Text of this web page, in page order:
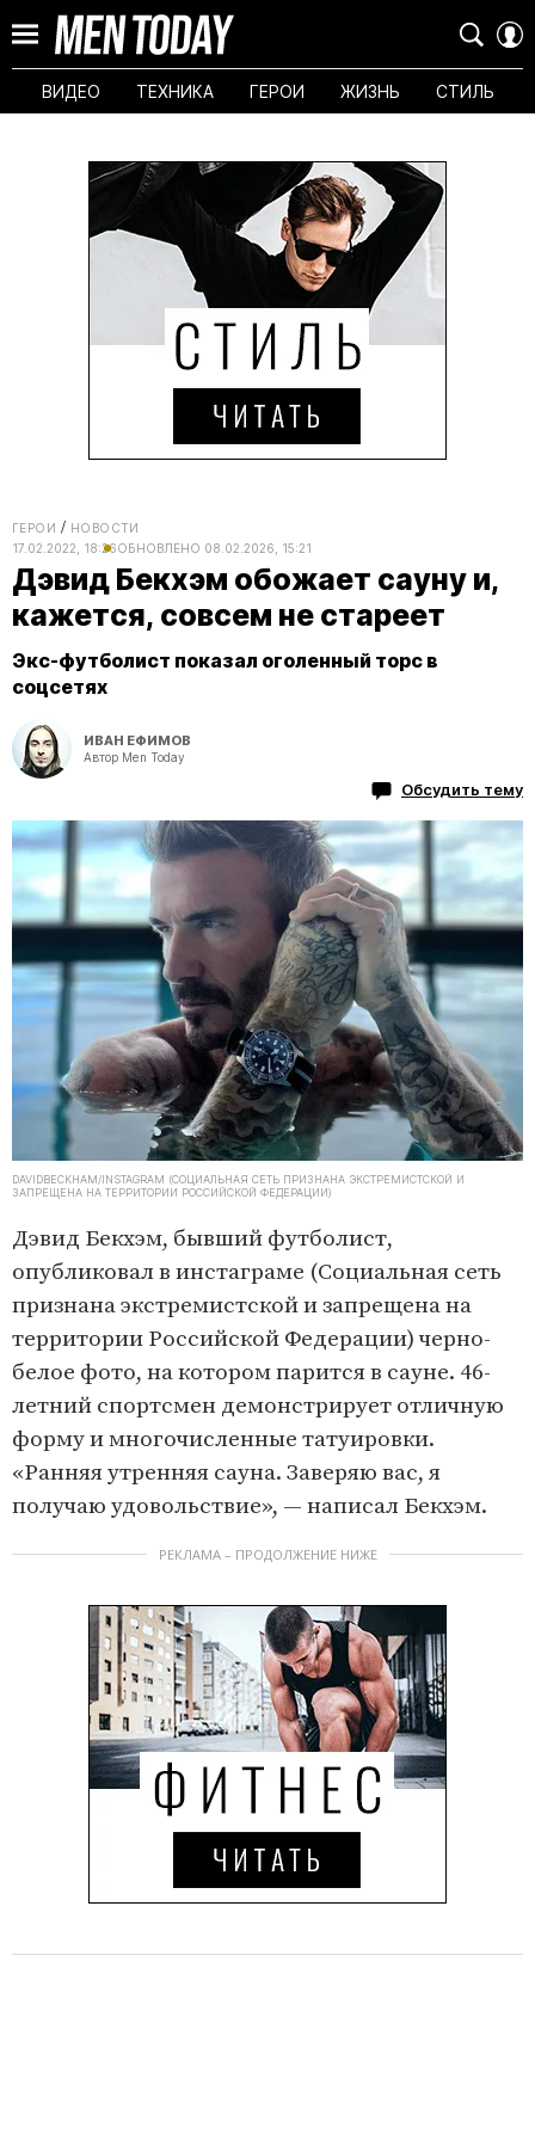
ВИДЕО ТЕХНИКА ГЕРОИ ЖИЗНЬ СТИЛЬ
ГЕРОИ
НОВОСТИ
17.02.2022, 18:26ОБНОВЛЕНО 08.02.2026, 15:21
Дэвид Бекхэм обожает сауну и,
кажется, совсем не стареет
Экс-футболист показал оголенный торс в
соцсетях
ИВАН ЕФИМОВ
Автор Men Today
Обсудить тему
DAVIDBECKHAM/INSTAGRAM (СОЦИАЛЬНАЯ СЕТЬ ПРИЗНАНА ЭКСТРЕМИСТСКОЙ И
ЗАПРЕЩЕНА НА ТЕРРИТОРИИ РОССИЙСКОЙ ФЕДЕРАЦИИ)
Дэвид Бекхэм, бывший футболист,
опубликовал в инстаграме (Социальная сеть
признана экстремистской и запрещена на
территории Российской Федерации) черно-
белое фото, на котором парится в сауне. 46-
летний спортсмен демонстрирует отличную
форму и многочисленные татуировки.
«Ранняя утренняя сауна. Заверяю вас, я
получаю удовольствие», — написал Бекхэм.
РЕКЛАМА – ПРОДОЛЖЕНИЕ НИЖЕ